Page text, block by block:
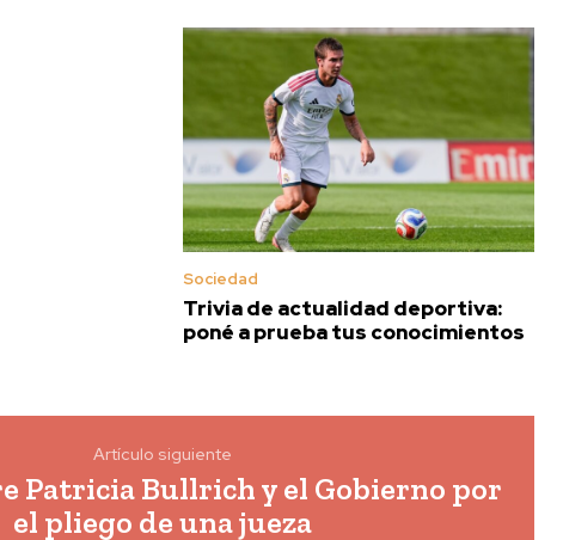
Sociedad
Trivia de actualidad deportiva:
poné a prueba tus conocimientos
Artículo siguiente
Patricia Bullrich y el Gobierno por
el pliego de una jueza